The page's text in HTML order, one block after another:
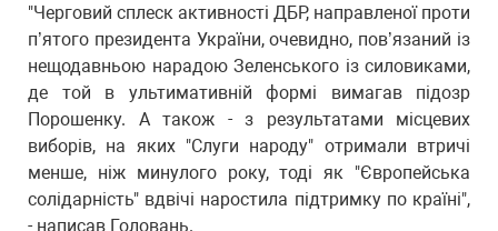
"Черговий сплеск активності ДБР, направленої проти
п’ятого президента України, очевидно, пов’язаний із
нещодавньою нарадою Зеленського із силовиками,
де той в ультимативній формі вимагав підозр
Порошенку. А також - з результатами місцевих
виборів, на яких "Слуги народу" отримали втричі
менше, ніж минулого року, тоді як "Європейська
солідарність" вдвічі наростила підтримку по країні",
- написав Головань.